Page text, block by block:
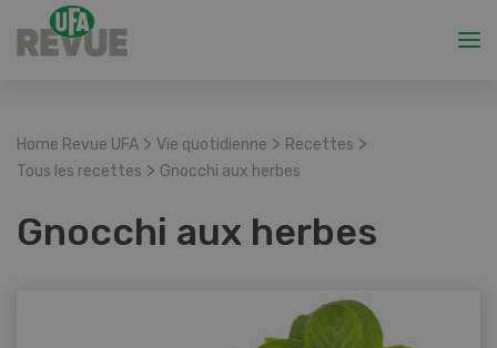
Home Revue UFA > Vie quotidienne > Recettes >
Tous les recettes > Gnocchi aux herbes
Gnocchi aux herbes